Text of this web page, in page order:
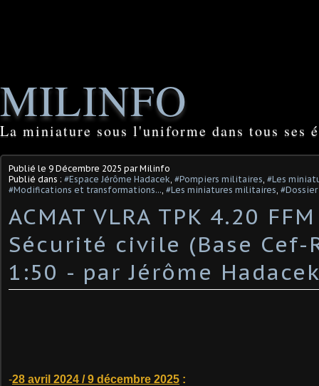
MILINFO
La miniature sous l'uniforme dans tous ses
Publié le 9 Décembre 2025 par Milinfo
Publié dans : #Espace Jérôme Hadacek, #Pompiers militaires, #Les
#Modifications et transformations..., #Les miniatures militaires, #Dossier
ACMAT VLRA TPK 4.20
Sécurité civile (Base Cef-
1:50 - par Jérôme
-28 avril 2024 / 9 décembre 2025 :